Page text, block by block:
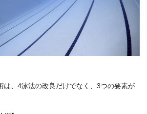
は、4泳法の改良だけでなく、3つの要素が